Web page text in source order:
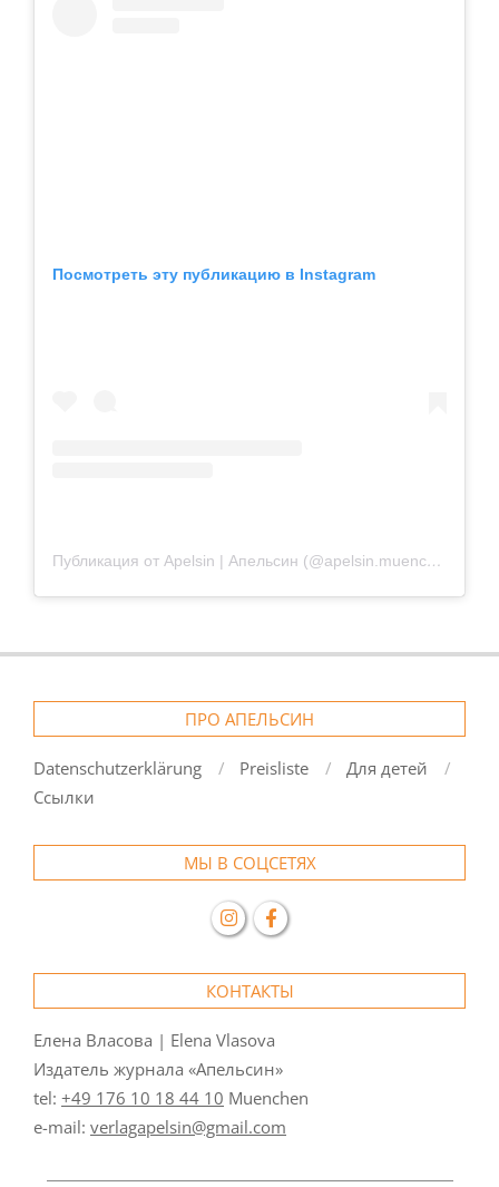
Посмотреть эту публикацию в Instagram
Публикация от Apelsin | Апельсин (@apelsin.muenchen)
ПРО АПЕЛЬСИН
Datenschutzerklärung Preisliste
Для детей
Ссылки
МЫ В СОЦСЕТЯХ
КОНТАКТЫ
Елена Власова | Elena Vlasova
Издатель журнала «Апельсин»
tel: +49 176 10 18 44 10 Muenchen
e-mail: verlagapelsin@gmail.com